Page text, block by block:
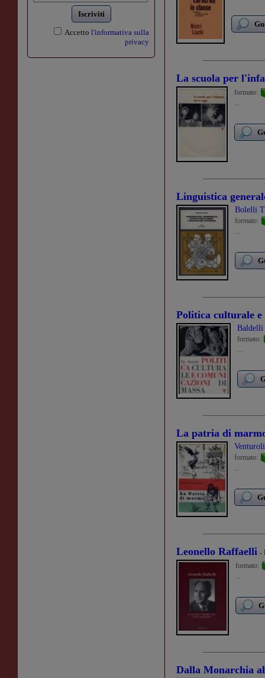
Iscriviti
Accetto l'informativa sulla
privacy
La scuola per
formato:
...
Linguistica
Bolelli
formato:
...
Politica culturale e
Baldelli
formato:
...
La patria di
formato:
...
Leonello Raffaelli -
formato:
...
Dalla Monarchia